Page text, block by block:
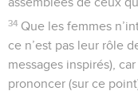
34 Que les femmes
ce n’est pas leur rôle
messages inspirés),
prononcer (sur ce